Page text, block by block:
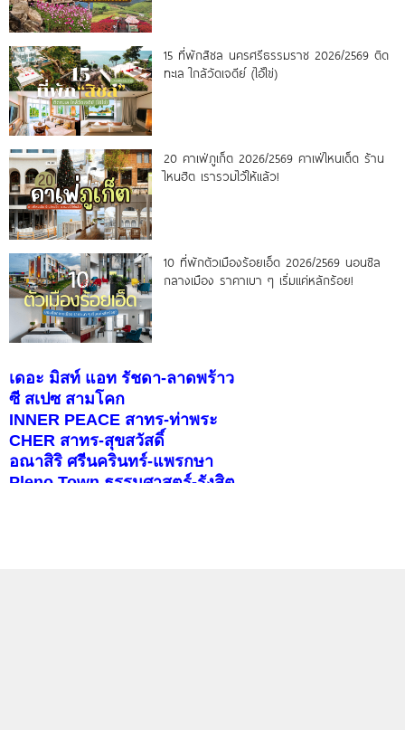
15 ที่พักสิชล นครศรีธรรมราช 2026/2569 ติด
ทะเล ใกล้วัดเจดีย์ (ไอ้ไข่)
20 คาเฟ่ภูเก็ต 2026/2569 คาเฟ่ไหนเด็ด ร้าน
ไหนฮิต เรารวมไว้ให้แล้ว!
10 ที่พักตัวเมืองร้อยเอ็ด 2026/2569 นอนชิล
กลางเมือง ราคาเบา ๆ เริ่มแค่หลักร้อย!
เดอะ มิสท์ แอท รัชดา-ลาดพร้าว
ซี สเปซ สามโคก
INNER PEACE สาทร-ท่าพระ
CHER สาทร-สุขสวัสดิ์
อณาสิริ ศรีนครินทร์-แพรกษา
Pleno Town ธรรมศาสตร์-รังสิต